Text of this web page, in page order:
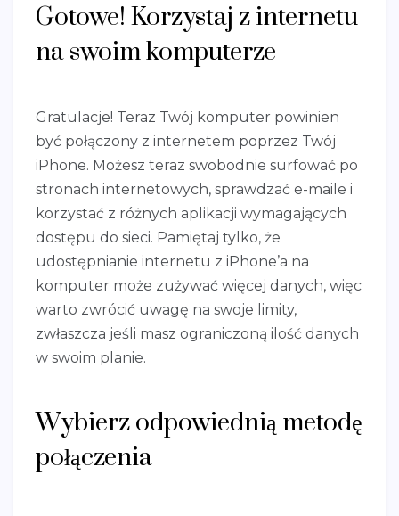
Gotowe! Korzystaj z internetu
na swoim komputerze
Gratulacje! Teraz Twój komputer powinien
być połączony z internetem poprzez Twój
iPhone. Możesz teraz swobodnie surfować po
stronach internetowych, sprawdzać e-maile i
korzystać z różnych aplikacji wymagających
dostępu do sieci. Pamiętaj tylko, że
udostępnianie internetu z iPhone’a na
komputer może zużywać więcej danych, więc
warto zwrócić uwagę na swoje limity,
zwłaszcza jeśli masz ograniczoną ilość danych
w swoim planie.
Wybierz odpowiednią metodę
połączenia